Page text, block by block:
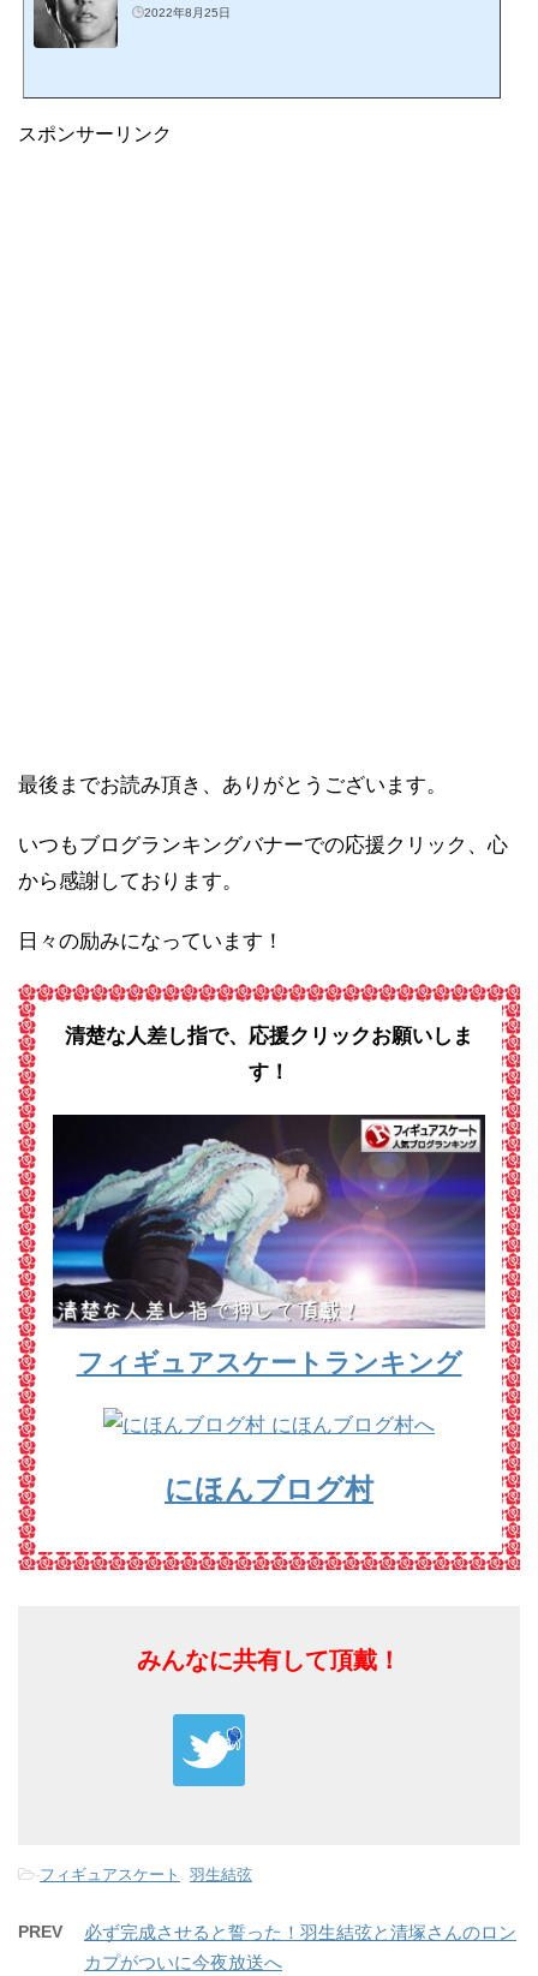
2022年8月25日
スポンサーリンク
最後までお読み頂き、ありがとうございます。
いつもブログランキングバナーでの応援クリック、心
から感謝しております。
日々の励みになっています！
清楚な人差し指で、応援クリックお願いしま
す！
フィギュアスケートランキング
にほんブログ村
みんなに共有して頂戴！
-フィギュアスケート 羽生結弦
PREV
必ず完成させると誓った！羽生結弦と清塚さんのロン
カプがついに今夜放送へ